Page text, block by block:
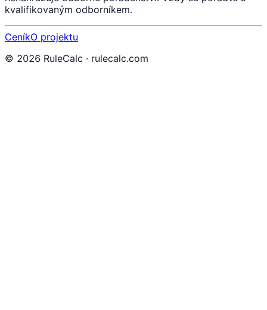
kvalifikovaným odborníkem.
CeníkO projektu
© 2026 RuleCalc · rulecalc.com